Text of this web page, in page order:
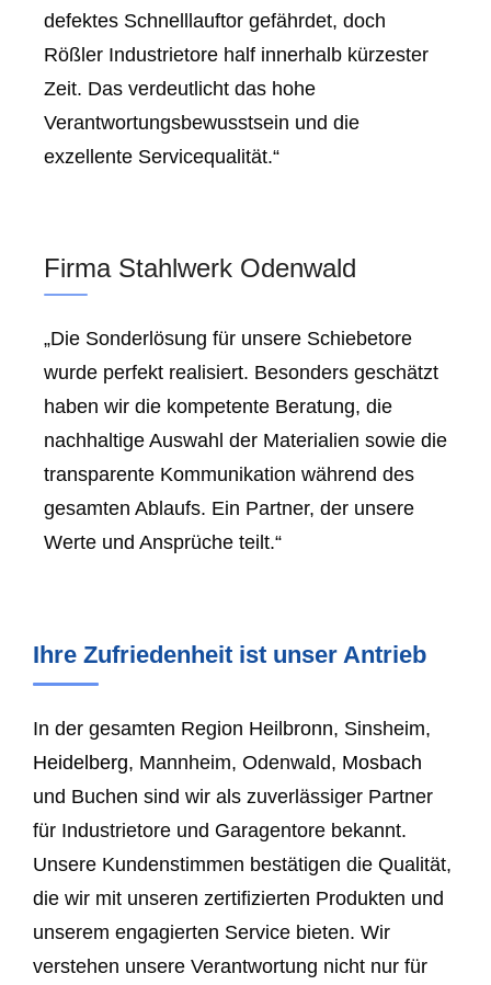
defektes Schnelllauftor gefährdet, doch
Rößler Industrietore half innerhalb kürzester
Zeit. Das verdeutlicht das hohe
Verantwortungsbewusstsein und die
exzellente Servicequalität.“
Firma Stahlwerk Odenwald
„Die Sonderlösung für unsere Schiebetore
wurde perfekt realisiert. Besonders geschätzt
haben wir die kompetente Beratung, die
nachhaltige Auswahl der Materialien sowie die
transparente Kommunikation während des
gesamten Ablaufs. Ein Partner, der unsere
Werte und Ansprüche teilt.“
Ihre Zufriedenheit ist unser Antrieb
In der gesamten Region Heilbronn, Sinsheim,
Heidelberg, Mannheim, Odenwald, Mosbach
und Buchen sind wir als zuverlässiger Partner
für Industrietore und Garagentore bekannt.
Unsere Kundenstimmen bestätigen die Qualität,
die wir mit unseren zertifizierten Produkten und
unserem engagierten Service bieten. Wir
verstehen unsere Verantwortung nicht nur für